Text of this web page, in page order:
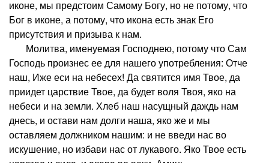
иконе, мы предстоим Самому Богу, но не потому, что
Бог в иконе, а потому, что икона есть знак Его
присутствия и призыва к нам.
Молитва, именуемая Господнею, потому что Сам
Господь произнес ее для нашего употребления: Отче
наш, Иже еси на небесех! Да святится имя Твое, да
приидет царствие Твое, да будет воля Твоя, яко на
небеси и на земли. Хлеб наш насущный даждь нам
днесь, и остави нам долги наша, яко же и мы
оставляем должником нашим: и не введи нас во
искушение, но избави нас от лукавого. Яко Твое есть